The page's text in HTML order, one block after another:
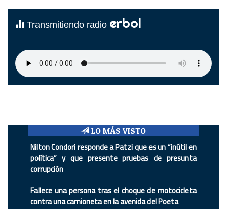
Transmitiendo radio erbol
LO MÁS VISTO
Nilton Condori responde a Patzi que es un “inútil en
política” y que presente pruebas de presunta
corrupción
Fallece una persona tras el choque de motocicleta
contra una camioneta en la avenida del Poeta